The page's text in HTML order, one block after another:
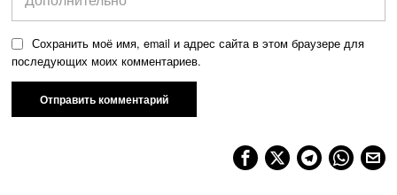
Сохранить моё имя, email и адрес сайта в этом браузере для
последующих моих комментариев.